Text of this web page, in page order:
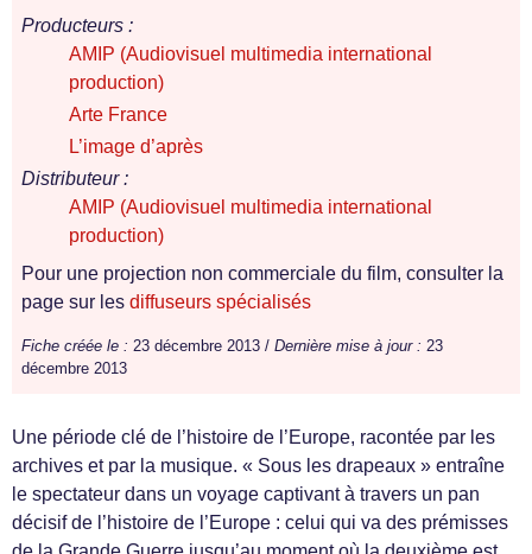
Producteurs :
AMIP (Audiovisuel multimedia international
production)
Arte France
L’image d’après
Distributeur :
AMIP (Audiovisuel multimedia international
production)
Pour une projection non commerciale du film, consulter la
page sur les diffuseurs spécialisés
Fiche créée le : 23 décembre 2013 / Dernière mise à jour : 23
décembre 2013
Une période clé de l’histoire de l’Europe, racontée par les
archives et par la musique. « Sous les drapeaux » entraîne
le spectateur dans un voyage captivant à travers un pan
décisif de l’histoire de l’Europe : celui qui va des prémisses